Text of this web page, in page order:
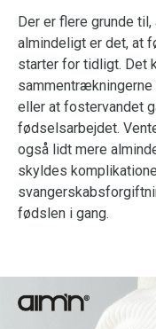
Der er flere grunde
almindeligt er det, at
starter for tidligt. Det
eller at fostervandet
fødselsarbejdet.
også lidt mere
skyldes
fødslen i gang.